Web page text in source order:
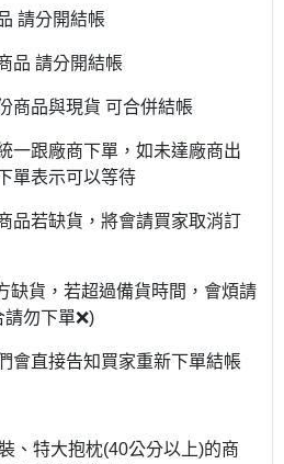
請分開結帳
品 請分開結帳
商品與現貨 可合併結帳
一跟廠商下單，如未達廠商出
單表示可以等待
品若缺貨，將會請買家取消訂
缺貨，若超過備貨時間，會煩請
勿下單❌)
會直接告知買家重新下單結帳
、特大抱枕(40公分以上)的商